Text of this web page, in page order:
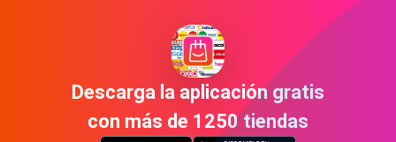
Descarga la aplicación gratis
con más de 1250 tiendas